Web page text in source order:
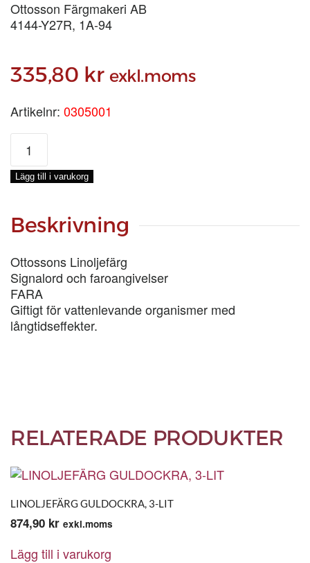
Ottosson Färgmakeri AB
4144-Y27R, 1A-94
335,80 kr exkl.moms
Artikelnr: 0305001
LINOLJEFÄRG
GULDOCKRA,
1-
LIT
Lägg till i varukorg
Beskrivning
Ottossons Linoljefärg
Signalord och faroangivelser
FARA
Giftigt för vattenlevande organismer med
långtidseffekter.
RELATERADE PRODUKTER
LINOLJEFÄRG GULDOCKRA, 3-LIT
874,90 kr exkl.moms
Lägg till i varukorg